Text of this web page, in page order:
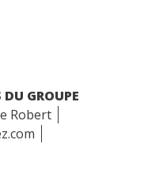
DU GROUPE
Robert